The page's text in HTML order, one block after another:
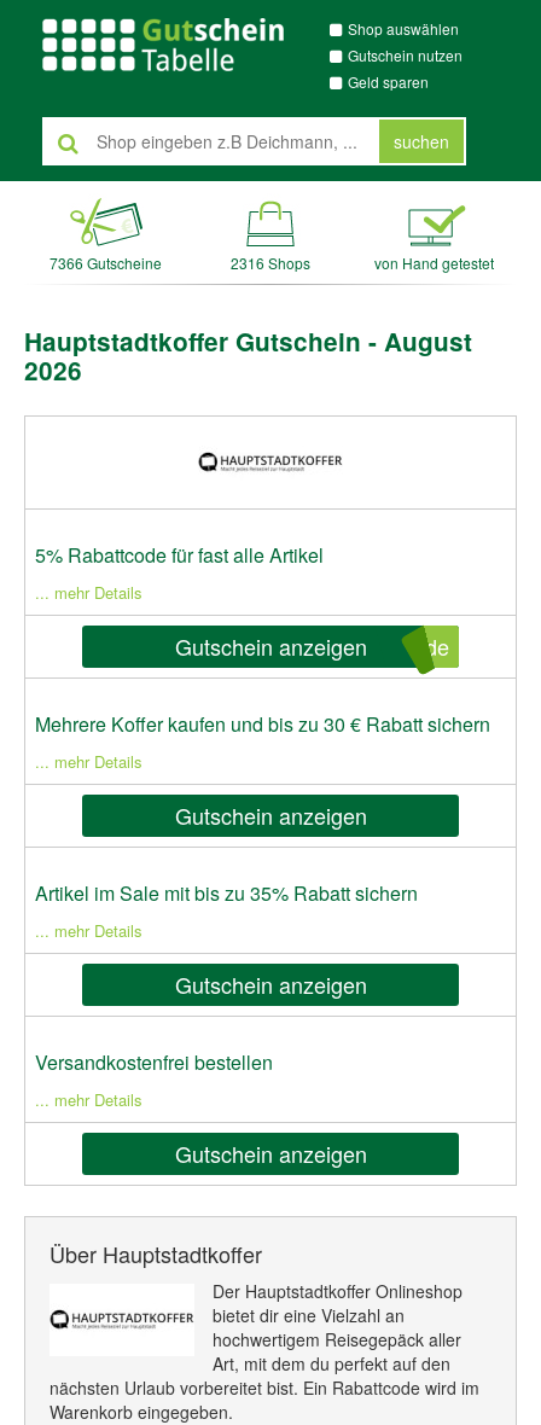
Shop auswählen
Gutschein nutzen
Geld sparen
suchen
7366 Gutscheine 2316 Shops von Hand getestet
Hauptstadtkoffer Gutschein - August
2026
5% Rabattcode für fast alle Artikel
... mehr Details
Gutschein anzeigen nde
Mehrere Koffer kaufen und bis zu 30 € Rabatt sichern
... mehr Details
Gutschein anzeigen
Artikel im Sale mit bis zu 35% Rabatt sichern
... mehr Details
Gutschein anzeigen
Versandkostenfrei bestellen
... mehr Details
Gutschein anzeigen
Über Hauptstadtkoffer
Der Hauptstadtkoffer Onlineshop
bietet dir eine Vielzahl an
hochwertigem Reisegepäck aller
Art, mit dem du perfekt auf den
nächsten Urlaub vorbereitet bist. Ein Rabattcode wird im
Warenkorb eingegeben.